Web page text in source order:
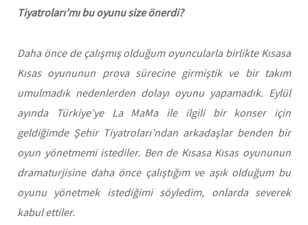
Tiyatroları’mı bu oyunu size önerdi?
Daha önce de çalışmış olduğum oyuncularla birlikte Kısasa
Kısasoyununun prova sürecine girmiştik ve bir takım
umulmadık nedenlerden dolayı oyunu yapamadık. Eylül
ayında Türkiye’ye La MaMa ile ilgili bir konser için
geldiğimde Şehir Tiyatroları’ndan arkadaşlar benden bir
oyun yönetmemi istediler. Ben de Kısasa Kısasoyununun
dramaturjisine daha önce çalıştığım ve aşık olduğum bu
oyunu yönetmek istediğimi söyledim, onlarda severek
kabul ettiler.